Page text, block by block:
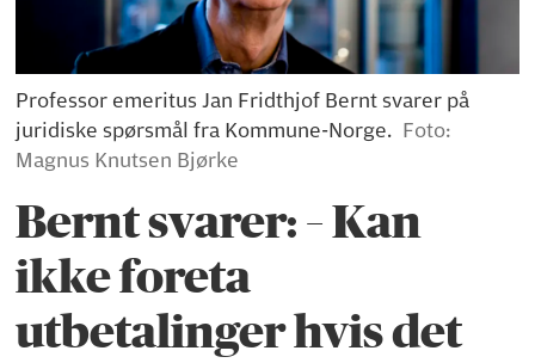
Professor emeritus Jan Fridthjof Bernt svarer på
juridiske spørsmål fra Kommune-Norge. Foto:
Magnus Knutsen Bjørke
Bernt svarer: – Kan
ikke foreta
utbetalinger hvis det